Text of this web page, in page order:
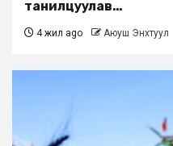
танилцуулав…
4 жил ago Аюуш Энхтуул